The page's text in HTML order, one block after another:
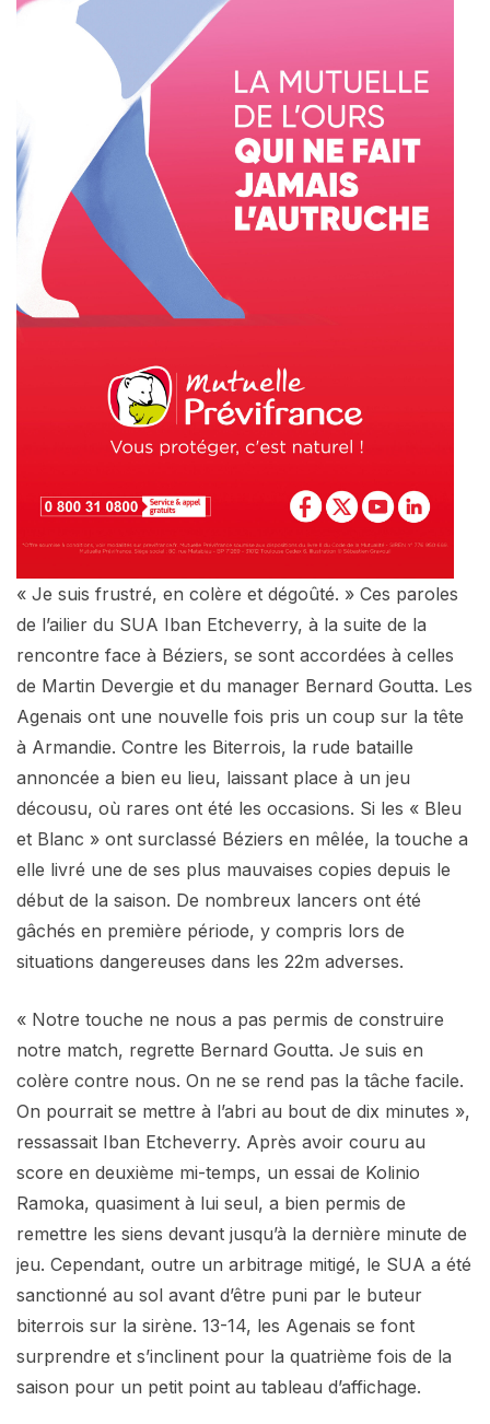
« Je suis frustré, en colère et dégoûté. » Ces paroles
de l’ailier du SUA Iban Etcheverry, à la suite de la
rencontre face à Béziers, se sont accordées à celles
de Martin Devergie et du manager Bernard Goutta. Les
Agenais ont une nouvelle fois pris un coup sur la tête
à Armandie. Contre les Biterrois, la rude bataille
annoncée a bien eu lieu, laissant place à un jeu
décousu, où rares ont été les occasions. Si les « Bleu
et Blanc » ont surclassé Béziers en mêlée, la touche a
elle livré une de ses plus mauvaises copies depuis le
début de la saison. De nombreux lancers ont été
gâchés en première période, y compris lors de
situations dangereuses dans les 22m adverses.
« Notre touche ne nous a pas permis de construire
notre match, regrette Bernard Goutta. Je suis en
colère contre nous. On ne se rend pas la tâche facile.
On pourrait se mettre à l’abri au bout de dix minutes »,
ressassait Iban Etcheverry. Après avoir couru au
score en deuxième mi-temps, un essai de Kolinio
Ramoka, quasiment à lui seul, a bien permis de
remettre les siens devant jusqu’à la dernière minute de
jeu. Cependant, outre un arbitrage mitigé, le SUA a été
sanctionné au sol avant d’être puni par le buteur
biterrois sur la sirène. 13-14, les Agenais se font
surprendre et s’inclinent pour la quatrième fois de la
saison pour un petit point au tableau d’affichage.